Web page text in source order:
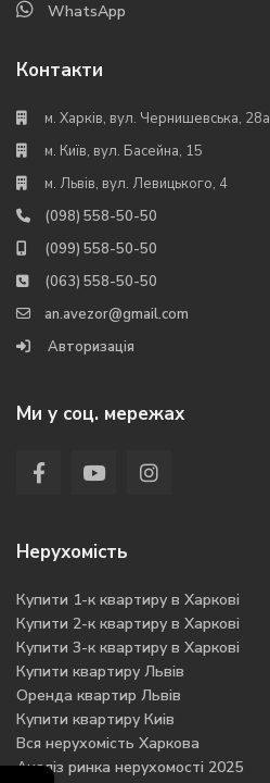
WhatsApp
Контакти
м. Харків, вул. Чернишевська, 28а
м. Київ, вул. Басейна, 15
м. Львів, вул. Левицького, 4
(098) 558-50-50
(099) 558-50-50
(063) 558-50-50
an.avezor@gmail.com
Авторизація
Ми у соц. мережах
Нерухомість
Купити 1-к квартиру в Харкові
Купити 2-к квартиру в Харкові
Купити 3-к квартиру в Харкові
Купити квартиру Львів
Оренда квартир Львів
Купити квартиру Киів
Вся нерухомість Харкова
Аналіз ринка нерухомості 2025